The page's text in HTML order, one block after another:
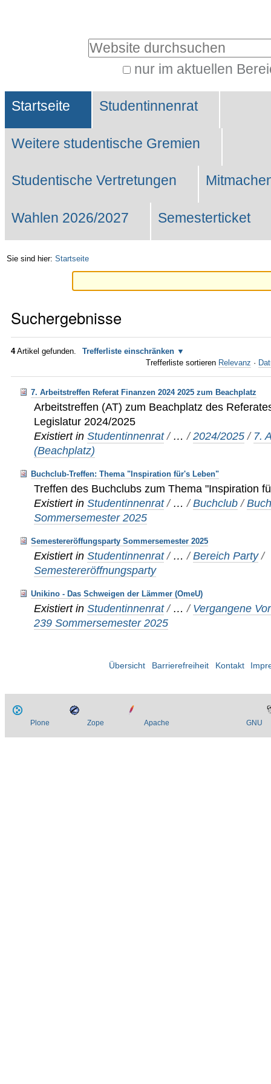
Website durchsuchen
nur im aktuellen
Suche…
Sektionen
Startseite Studentinnenrat
Weitere studentische Gremien
Studentische Vertretungen
Wahlen 2026/2027 Semesterticket
Sie sind hier: Startseite
Suchergebnisse
4Artikel gefunden.
Trefferliste einschränken
Trefferliste sortieren Relevanz ·
7. Arbeitstreffen Referat Finanzen 2024 2025 zum Beachplatz
Arbeitstreffen (AT) zum Beachplatz des
Legislatur 2024/2025
Existiert in Studentinnenrat / …/2024/2025 / 7.
(Beachplatz)
Buchclub-Treffen: Thema "Inspiration für's Leben"
Treffen des Buchclubs zum Thema "Inspiration
Existiert in Studentinnenrat / …/Buchclub /
Sommersemester 2025
Semestereröffungsparty Sommersemester 2025
Existiert in Studentinnenrat / …/Bereich Party /
Semestereröffnungsparty
Unikino - Das Schweigen der Lämmer (OmeU)
Existiert in Studentinnenrat / …/ Vergangene
239 Sommersemester 2025
Übersicht Barrierefreiheit Kontakt
Plone Zope Apache GNU